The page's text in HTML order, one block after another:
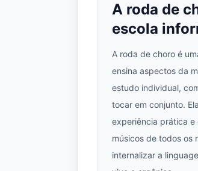
A roda de
escola
A roda de choro é
ensina aspectos da
estudo individual,
tocar em conjunto.
experiência prática
músicos de todos os
internalizar a